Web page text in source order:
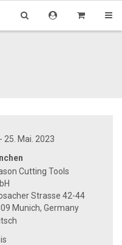
25. Mai. 2023
Cutting Tools
Strasse 42-44
Munich, Germany